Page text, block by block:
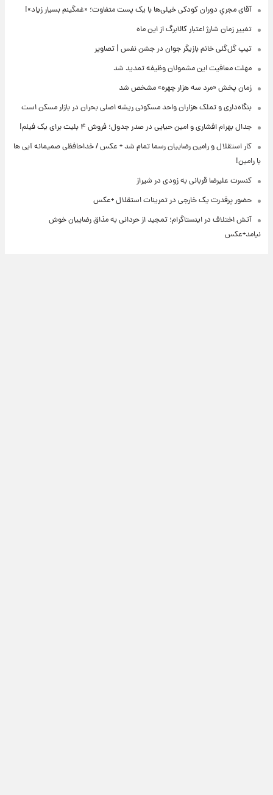
آقای مجریِ دوران کودکی خیلی‌ها با یک پست متفاوت؛ «غمگینم بسیار زیاد»!
تغییر زمان شارژ اعتبار کالابرگ از این ماه
تیپ گل‌گلی خانم بازیگر جوان در جشن نفس | تصاویر
مهلت معافیت این مشمولان وظیفه تمدید شد
زمان پخش «مرد سه هزار چهره» مشخص شد
بنگاه‌داری و تملک هزاران واحد مسکونی ریشه اصلی بحران در بازار مسکن است
جدال بهرام افشاری و امین حیایی در صدر جدول؛ فروش ۴ بلیت برای یک فیلم!
کار استقلال و رامین رضاییان رسما تمام شد + عکس / خداحافظی صمیمانه آبی ها
با رامین!
کنسرت علیرضا قربانی به زودی در شیراز
حضور پرقدرت یک خارجی در تمرینات استقلال +عکس
آتش اختلاف در اینستاگرام؛ تمجید از حردانی به مذاق رضاییان خوش
نیامد+عکس